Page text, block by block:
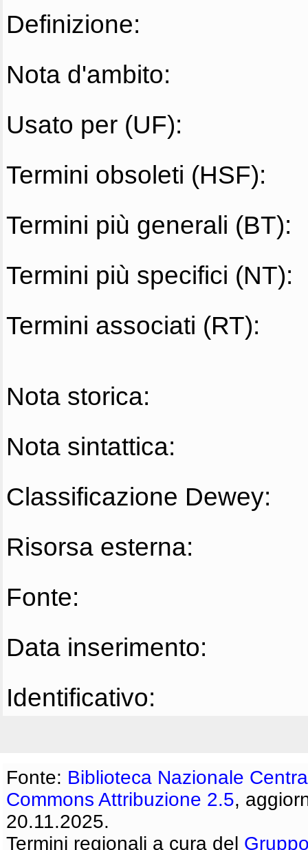
Definizione:
Nota d'ambito:
Usato per (UF):
Termini obsoleti (HSF):
Termini più generali (BT):
Termini più specifici (NT):
Termini associati (RT):
Nota storica:
Nota sintattica:
Classificazione Dewey:
Risorsa esterna:
Fonte:
Data inserimento:
Identificativo:
Fonte: Biblioteca Nazionale
Commons Attribuzione 2.5,
20.11.2025.
Termini regionali a cura del